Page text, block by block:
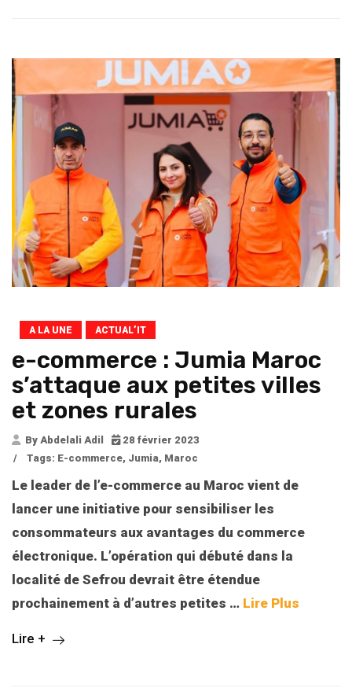
A LA UNE ACTUAL’IT
e-commerce : Jumia Maroc
s’attaque aux petites villes
et zones rurales
By Abdelali Adil
28 février 2023
/
Tags: E-commerce, Jumia, Maroc
Le leader de l’e-commerce au Maroc vient de
lancer une initiative pour sensibiliser les
consommateurs aux avantages du commerce
électronique. L’opération qui débuté dans la
localité de Sefrou devrait être étendue
prochainement à d’autres petites … Lire Plus
Lire +